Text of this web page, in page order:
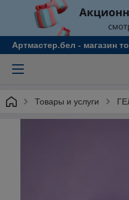
Артмастер.бел - магазин
Товары и услуги